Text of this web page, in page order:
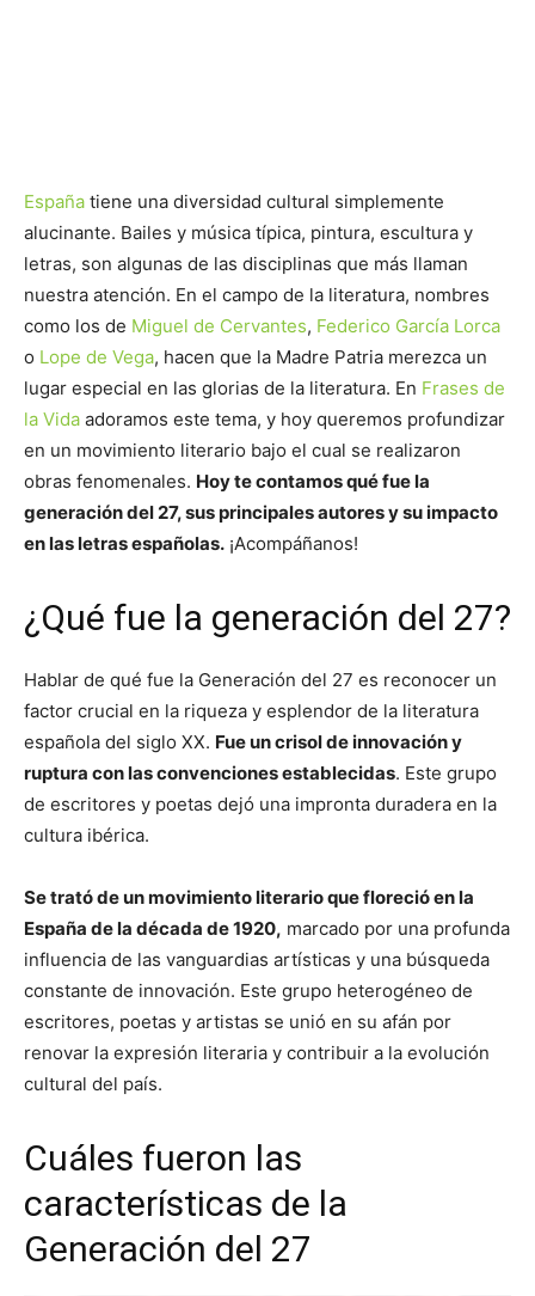
España tiene una diversidad cultural simplemente
alucinante. Bailes y música típica, pintura, escultura y
letras, son algunas de las disciplinas que más llaman
nuestra atención. En el campo de la literatura, nombres
como los de Miguel de Cervantes, Federico García Lorca
o Lope de Vega, hacen que la Madre Patria merezca un
lugar especial en las glorias de la literatura. En Frases de
la Vida adoramos este tema, y hoy queremos profundizar
en un movimiento literario bajo el cual se realizaron
obras fenomenales. Hoy te contamos qué fue la
generación del 27, sus principales autores y su impacto
en las letras españolas. ¡Acompáñanos!
¿Qué fue la generación del 27?
Hablar de qué fue la Generación del 27 es reconocer un
factor crucial en la riqueza y esplendor de la literatura
española del siglo XX. Fue un crisol de innovación y
ruptura con las convenciones establecidas. Este grupo
de escritores y poetas dejó una impronta duradera en la
cultura ibérica.
Se trató de un movimiento literario que floreció en la
España de la década de 1920, marcado por una profunda
influencia de las vanguardias artísticas y una búsqueda
constante de innovación. Este grupo heterogéneo de
escritores, poetas y artistas se unió en su afán por
renovar la expresión literaria y contribuir a la evolución
cultural del país.
Cuáles fueron las
características de la
Generación del 27